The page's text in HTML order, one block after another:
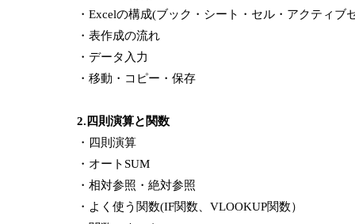
・Excelの構成(ブック・シート・セル・アクティブ
・表作成の流れ
・データ入力
・移動・コピー・保存
2.四則演算と関数
・四則演算
・オートSUM
・相対参照・絶対参照
・よく使う関数(IF関数、VLOOKUP関数）